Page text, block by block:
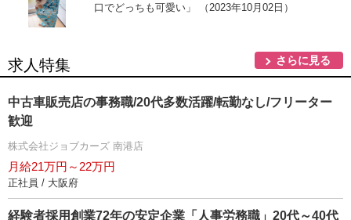
口でどっちも可愛い」 （2023年10月02日）
求人特集 さらに見る
中古車販売店の事務職/20代多数活躍/転勤なし/フリーター
歓迎
株式会社ジョブカーズ 南港店
月給21万円～22万円
正社員 / 大阪府
経験者採用創業72年の安定企業「人事労務職」20代～40代